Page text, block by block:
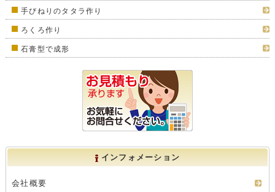
手びねりのタタラ作り
ろくろ作り
石膏型で成形
インフォメーション
会社概要